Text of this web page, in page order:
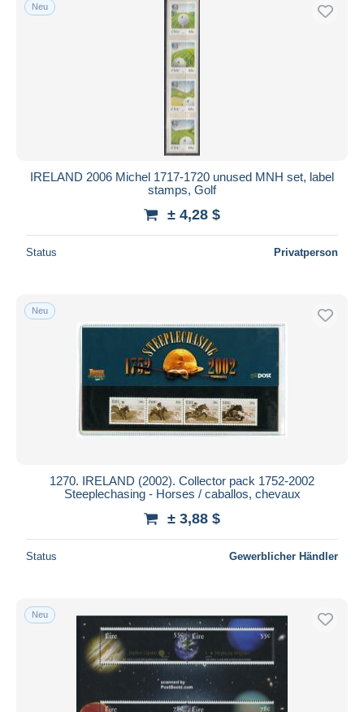
Neu
IRELAND 2006 Michel 1717-1720 unused MNH set, label
stamps, Golf
± 4,28 $
Status Privatperson
Neu
1270. IRELAND (2002). Collector pack 1752-2002
Steeplechasing - Horses / caballos, chevaux
± 3,88 $
Status Gewerblicher Händler
Neu